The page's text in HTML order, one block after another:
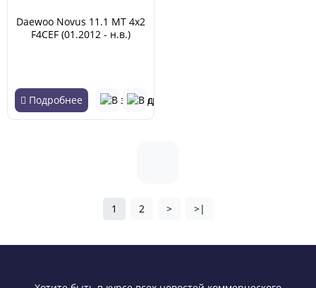
Daewoo Novus 11.1 MT 4x2
F4CEF (01.2012 - н.в.)
Подробнее
1 2 > >|